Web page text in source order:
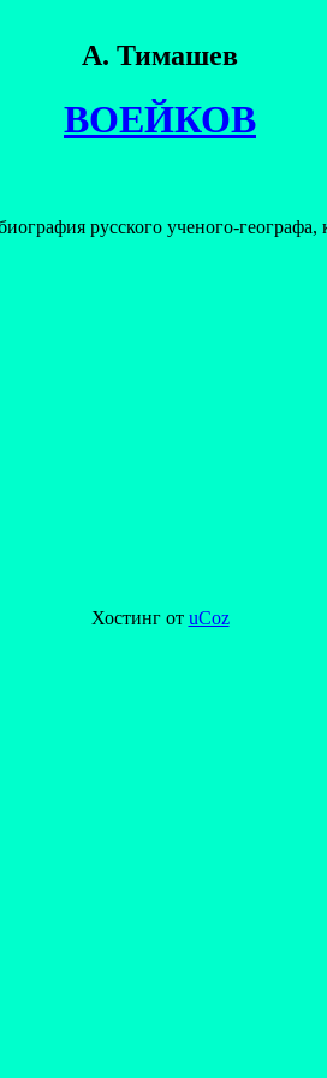
А. Тимашев
ВОЕЙКОВ
русского ученого-географа,
Хостинг от uCoz